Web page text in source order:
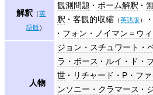
解釈 （英
語版）
観測問題 ボーム解釈
釈
客観的収縮 （英語版）
フォン・ノイマン＝ウ
人物
ジョン・スチュワート・
ラ・ボース
ルイ・ド・
世
リチャード・P・フ
ンソニー・クラマース